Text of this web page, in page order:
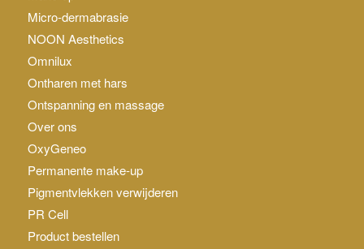
Micro-dermabrasie
NOON Aesthetics
Omnilux
Ontharen met hars
Ontspanning en massage
Over ons
OxyGeneo
Permanente make-up
Pigmentvlekken verwijderen
PR Cell
Product bestellen